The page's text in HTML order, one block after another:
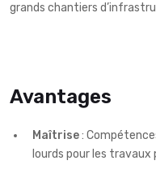
grands chantiers
Avantages
Maîtrise:
lourds pour les travaux